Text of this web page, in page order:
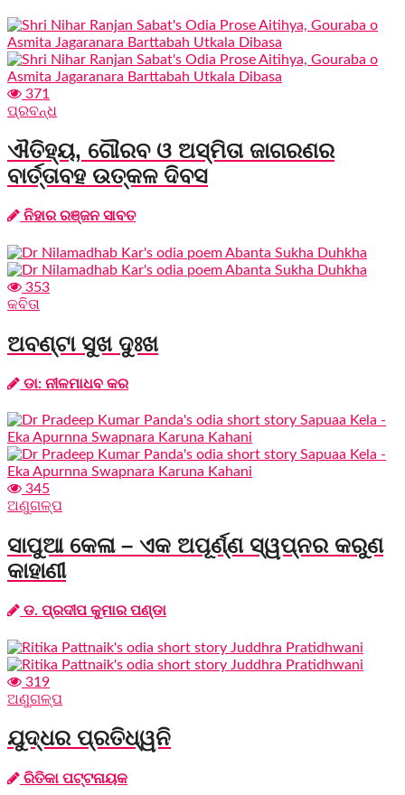
371
ପ୍ରବନ୍ଧ
ଐତିହ୍ୟ, ଗୌରବ ଓ ଅସ୍ମିତା ଜାଗରଣର
ବାର୍ତ୍ତାବହ ଉତ୍କଳ ଦିବସ
ନିହାର ରଞ୍ଜନ ସାବତ
353
କବିତା
ଅବଣ୍ଟା ସୁଖ ଦୁଃଖ
ଡା: ନୀଳମାଧବ କର
345
ଅଣୁଗଳ୍ପ
ସାପୁଆ କେଳା – ଏକ ଅପୂର୍ଣ୍ଣ ସ୍ୱପ୍ନର କରୁଣ
କାହାଣୀ
ଡ. ପ୍ରଦୀପ କୁମାର ପଣ୍ଡା
319
ଅଣୁଗଳ୍ପ
ଯୁଦ୍ଧର ପ୍ରତିଧ୍ୱନି
ରିତିକା ପଟ୍ଟନାୟକ